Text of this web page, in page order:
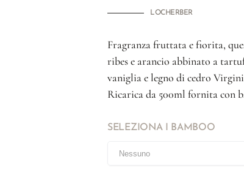
LOCHERBER
Fragranza fruttata e fiorita,
ribes e arancio abbinato a
vaniglia e legno di cedro
Ricarica da 500ml fornita con
SELEZIONA I BAMBOO